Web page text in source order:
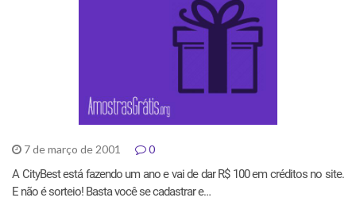
7 de março de 2001 0
A CityBest está fazendo um ano e vai de dar R$ 100 em créditos no site.
E não é sorteio! Basta você se cadastrar e…